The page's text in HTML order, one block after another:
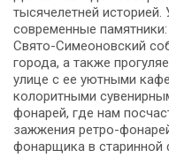
тысячелетней
современные
Свято-Симеоновский
города, а также
улице с ее уютными
колоритными
фонарей, где нам
зажжения ретро-
фонарщика в старинной